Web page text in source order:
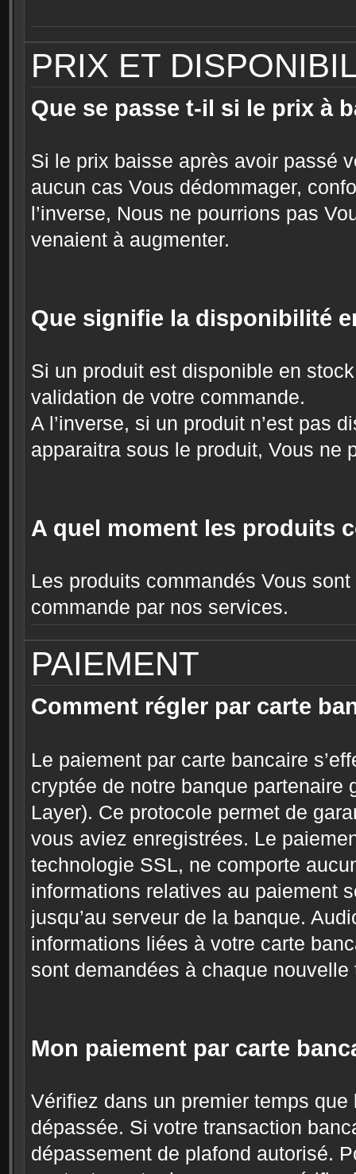
PRIX ET
Que se passe t-il si le prix à
Si le prix baisse après avoir passé
aucun cas Vous dédommager,
l’inverse, Nous ne pourrions pas
venaient à augmenter.
Que signifie la disponibilité
Si un produit est disponible en
validation de votre commande.
A l’inverse, si un produit n’est pas
apparaitra sous le produit, Vous ne
A quel moment les produits
Les produits commandés Vous
commande par nos services.
PAIEMENT
Comment régler par carte
Le paiement par carte bancaire
cryptée de notre banque partenaire
Layer). Ce protocole permet de
vous aviez enregistrées. Le
technologie SSL, ne comporte
informations relatives au paiement
jusqu’au serveur de la banque.
informations liées à votre carte
sont demandées à chaque
Mon paiement par carte
Vérifiez dans un premier temps que
dépassée. Si votre transaction
dépassement de plafond autorisé.